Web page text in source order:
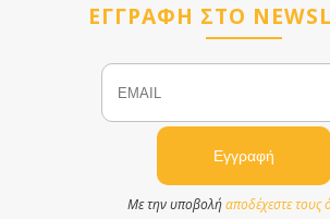
ΕΓΓΡΑΦΗ ΣΤΟ
Email
Με την υποβολήαποδέχεστε τους